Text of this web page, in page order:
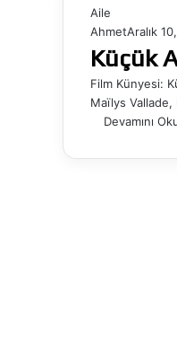
Aile
AhmetAralık
Küçük
Film Künyesi:
Maïlys
Devamını